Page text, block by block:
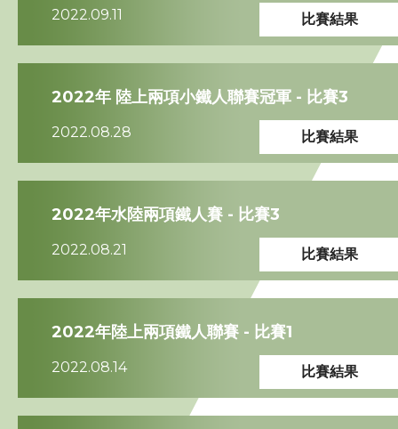
2022.09.11 比賽結果
2022年 陸上兩項小鐵人聯賽冠軍 - 比賽3
2022.08.28 比賽結果
2022年水陸兩項鐵人賽 - 比賽3
2022.08.21 比賽結果
2022年陸上兩項鐵人聯賽 - 比賽1
2022.08.14 比賽結果